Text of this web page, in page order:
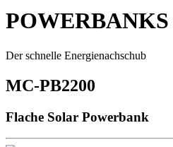
POWERBANKS
Der schnelle Energienachschub
MC-PB2200
Flache Solar Powerbank